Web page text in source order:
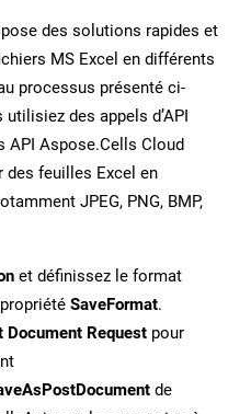
des solutions rapides et
MS Excel en différents
processus présenté ci-
des appels d’API
API Aspose.Cells Cloud
des feuilles Excel en
JPEG, PNG, BMP,
et définissez le format
SaveFormat.
Document Request pour
de